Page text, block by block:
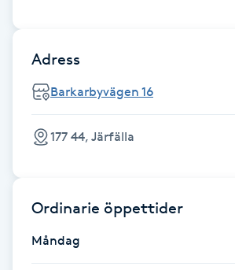
Huduppstramning
Hudvård
Hyaluronsyra
Hypnos
Adress
Barkarbyvägen 16
177 44, Järfälla
Ordinarie öppettider
Måndag